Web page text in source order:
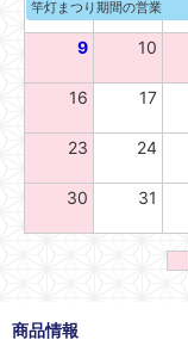
商品情報
竿灯まつり期間の営業
9 10
16 17
23 24
30 31